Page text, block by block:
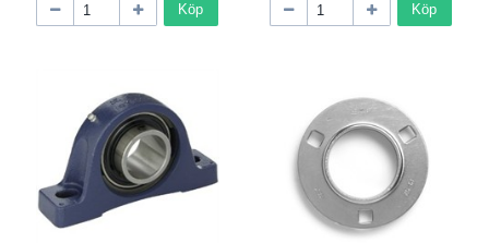
Köp Köp